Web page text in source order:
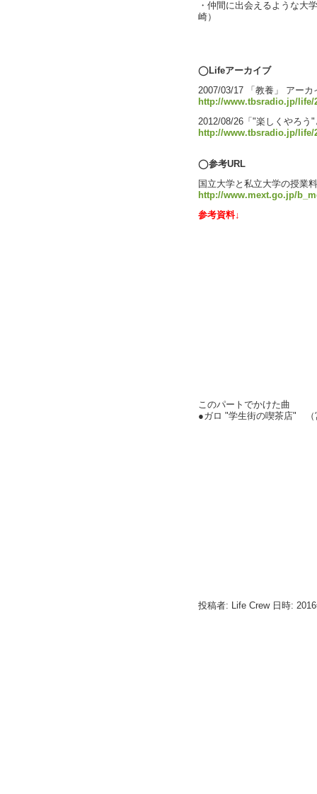
・仲間に出会えるような大
崎）
◯Lifeアーカイブ
2007/03/17 「教養」 アーカ
http://www.tbsradio.jp/life/
2012/08/26「"楽しくやろう
http://www.tbsradio.jp/life/
◯参考URL
国立大学と私立大学の授業
http://www.mext.go.jp/
参考資料↓
このパートでかけた曲
●ガロ "学生街の喫茶店" （
投稿者: Life Crew 日時: